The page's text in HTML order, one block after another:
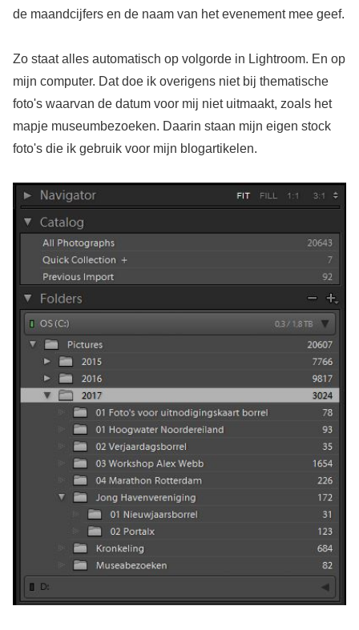
de maandcijfers en de naam van het evenement mee geef.
Zo staat alles automatisch op volgorde in Lightroom. En op
mijn computer. Dat doe ik overigens niet bij thematische
foto's waarvan de datum voor mij niet uitmaakt, zoals het
mapje museumbezoeken. Daarin staan mijn eigen stock
foto's die ik gebruik voor mijn blogartikelen.